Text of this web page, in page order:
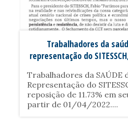
Trabalhadores da
representação do
11,73% em seus
Trabalhadores da SAÚDE
Representação do
reposição de 11.73% em
partir de 01/04/2022....